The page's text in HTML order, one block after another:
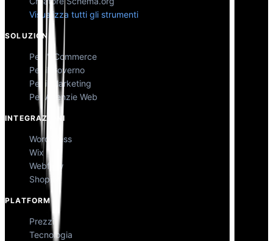
Visualizza tutti gli strumenti
SOLUZIONI
Per l'eCommerce
Per il Governo
Per il Marketing
Per Agenzie Web
INTEGRAZIONI
WordPress
Wix
Webflow
Shopify
PLATFORM
Prezzi
Tecnologia